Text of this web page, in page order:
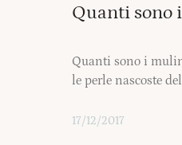
Quanti sono
Quanti sono i
le perle nascoste
17/12/2017